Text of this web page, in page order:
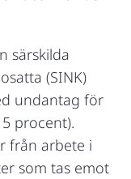
särskilda
(SINK)
undantag för
procent).
från arbete i
som tas emot